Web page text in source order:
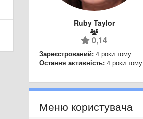
Ruby Taylor
0,14
Зареєстрований: 4 роки тому
Остання активність: 4 роки тому
Меню користувача